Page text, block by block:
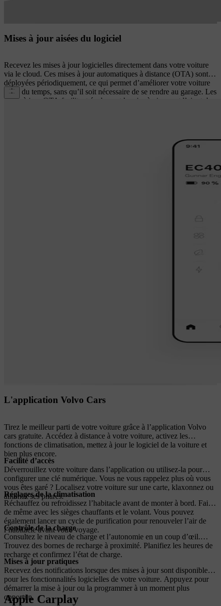
Mises à jour aisées du logiciel
Recevez les mises à jour logicielles directement dans votre voiture
via le cloud. Ces mises à jour automatiques à distance (OTA) sont
déployées périodiquement, ce qui permet d’améliorer votre voiture
au fil du temps, sans qu’il soit nécessaire de se rendre au garage. Les
mises à jour OTA facilitent également la mise à niveau et l’ajout de
L'application Volvo Cars
Tirez le meilleur parti de votre voiture grâce à l’application Volvo
cars gratuite. Accédez à distance à votre voiture, activez les
fonctions de climatisation, mettez à jour le logiciel de la voiture et
bien plus encore.
Facilité d’accès
Déverrouillez votre voiture dans l’application ou utilisez-la pour
configurer une clé numérique. Vous ne vous rappelez plus où vous
vous êtes garé ? Localisez votre voiture sur une carte, klaxonnez ou
allumez ses phares.
Réglages de la climatisation
Réchauffez ou refroidissez l’habitacle avant de monter à bord. Faites
de même avec les sièges chauffants et le volant. Vous pouvez
également lancer un cycle de purification pour renouveler l’air de
l’habitacle avant votre voyage.
Contrôle de la charge
Consultez le niveau de charge et l’autonomie en un coup d’œil.
Trouvez des bornes de recharge à proximité. Planifiez les heures de
recharge et confirmez l’état de charge.
Mises à jour pratiques
Recevez des notifications lorsque des mises à jour sont disponibles
pour les fonctionnalités logicielles de votre voiture. Appuyez pour
démarrer la mise à jour ou la programmer à un moment plus
opportun.
Apple Carplay